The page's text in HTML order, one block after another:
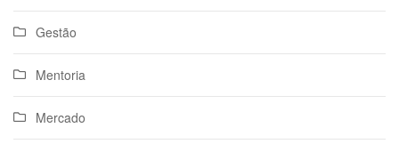
Gestão
Mentoria
Mercado